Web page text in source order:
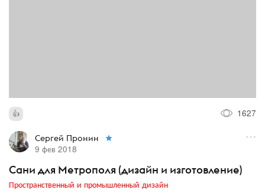
1627
Сергей Пронин
9 фев 2018
Сани для Метрополя (дизайн и изготовление)
Пространственный и промышленный дизайн